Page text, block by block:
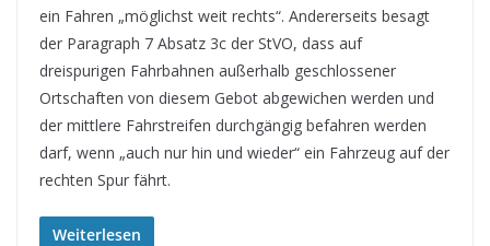
ein Fahren „möglichst weit rechts“. Andererseits besagt
der Paragraph 7 Absatz 3c der StVO, dass auf
dreispurigen Fahrbahnen außerhalb geschlossener
Ortschaften von diesem Gebot abgewichen werden und
der mittlere Fahrstreifen durchgängig befahren werden
darf, wenn „auch nur hin und wieder“ ein Fahrzeug auf der
rechten Spur fährt.
Weiterlesen